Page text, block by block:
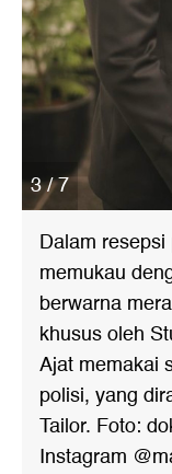
3 / 7
Dalam
memukau
berwarna
khusus oleh
Ajat memakai
polisi, yang
Tailor. Foto:
Instagram